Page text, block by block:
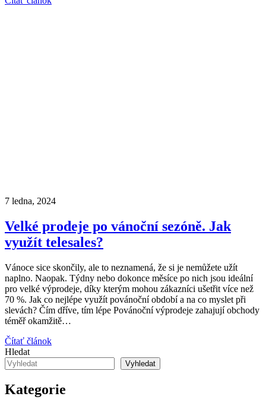
7 ledna, 2024
Velké prodeje po vánoční sezóně. Jak
využít telesales?
Vánoce sice skončily, ale to neznamená, že si je nemůžete užít
naplno. Naopak. Týdny nebo dokonce měsíce po nich jsou ideální
pro velké výprodeje, díky kterým mohou zákazníci ušetřit více než
70 %. Jak co nejlépe využít povánoční období a na co myslet při
slevách? Čím dříve, tím lépe Povánoční výprodeje zahajují obchody
téměř okamžitě…
Čítať článok
Hledat
Vyhledat
Kategorie